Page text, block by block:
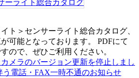
ト＞センサーライト総合カタログ、
可能となっております。 PDFにて
ので、ぜひご利用ください。
カメラのバージョン更新を停止しまし
う電話・FAX一時不通のお知らせ